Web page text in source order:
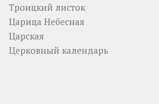
Троицкий листок
Царица Небесная
Царская
Церковный календарь